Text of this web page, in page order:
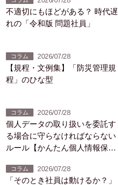
不適切にもほどがある？ 時代遅
れの「令和版 問題社員」
コラム 2026/07/28
【規程・文例集】「防災管理規
程」のひな型
コラム 2026/07/28
個人データの取り扱いを委託す
る場合に守らなければならない
ルール【かんたん個人情報保護
コラム 2026/07/28
「そのとき社員は動けるか？」